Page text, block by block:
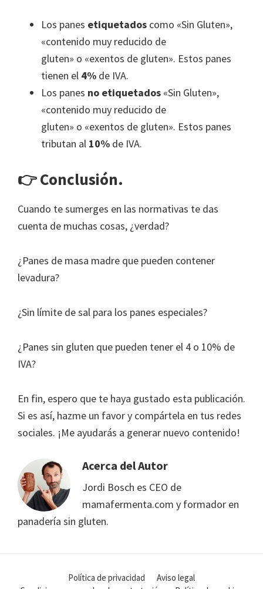
Los panes etiquetados como «Sin Gluten»,
«contenido muy reducido de
gluten» o «exentos de gluten». Estos panes
tienen el 4% de IVA.
Los panes no etiquetados «Sin Gluten»,
«contenido muy reducido de
gluten» o «exentos de gluten». Estos panes
tributan al 10% de IVA.
👉 Conclusión.
Cuando te sumerges en las normativas te das
cuenta de muchas cosas, ¿verdad?
¿Panes de masa madre que pueden contener
levadura?
¿Sin límite de sal para los panes especiales?
¿Panes sin gluten que pueden tener el 4 o 10% de
IVA?
En fin, espero que te haya gustado esta publicación.
Si es así, hazme un favor y compártela en tus redes
sociales. ¡Me ayudarás a generar nuevo contenido!
Acerca del Autor
Jordi Bosch es CEO de
mamafermenta.com y formador en
panadería sin gluten.
Política de privacidad
Aviso legal